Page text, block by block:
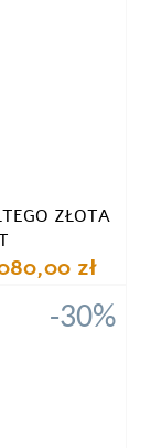
ZŁOTA
zł
-30%